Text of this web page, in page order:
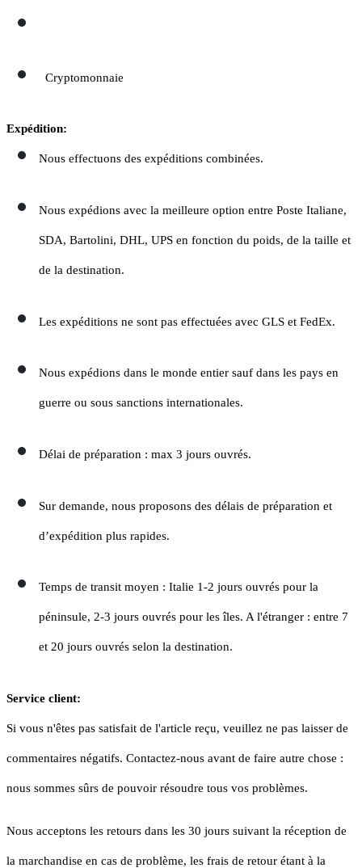
Cryptomonnaie
Expédition:
Nous effectuons des expéditions combinées.
Nous expédions avec la meilleure option entre Poste Italiane,
SDA, Bartolini, DHL, UPS en fonction du poids, de la taille et
de la destination.
Les expéditions ne sont pas effectuées avec GLS et FedEx.
Nous expédions dans le monde entier sauf dans les pays en
guerre ou sous sanctions internationales.
Délai de préparation : max 3 jours ouvrés.
Sur demande, nous proposons des délais de préparation et
d’expédition plus rapides.
Temps de transit moyen : Italie 1-2 jours ouvrés pour la
péninsule, 2-3 jours ouvrés pour les îles. A l'étranger : entre 7
et 20 jours ouvrés selon la destination.
Service client:
Si vous n'êtes pas satisfait de l'article reçu, veuillez ne pas laisser de
commentaires négatifs. Contactez-nous avant de faire autre chose :
nous sommes sûrs de pouvoir résoudre tous vos problèmes.
Nous acceptons les retours dans les 30 jours suivant la réception de
la marchandise en cas de problème, les frais de retour étant à la